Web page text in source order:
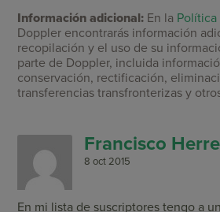
Información adicional: En la Política
Doppler encontrarás información
recopilación y el uso de su
parte de Doppler, incluida
conservación, rectificación,
transferencias transfronterizas y
Francisco
8 oct 2015
En mi lista de suscriptores tengo a